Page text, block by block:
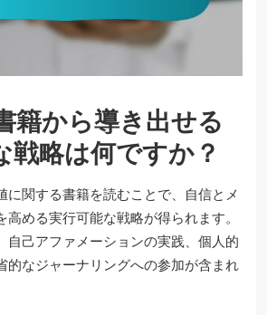
籍から導き出せる
戦略は何ですか？
に関する書籍を読むことで、自信とメ
高める実行可能な戦略が得られます。
自己アファメーションの実践、個人的
的なジャーナリングへの参加が含まれ